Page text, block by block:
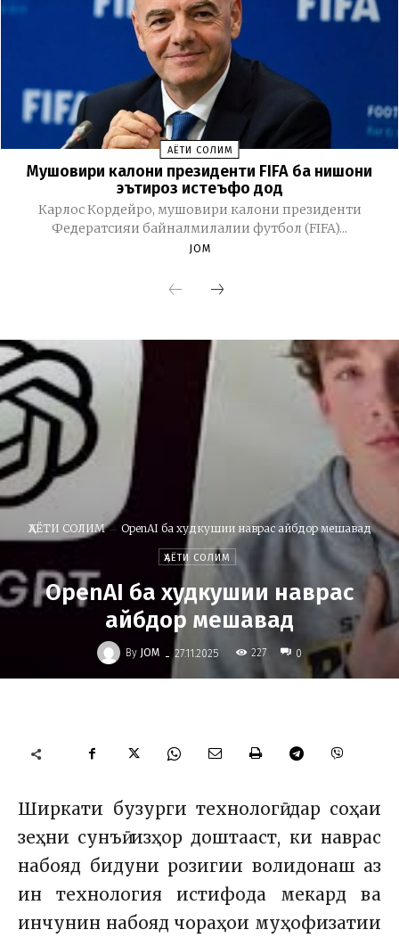
ҲАЁТИ СОЛИМ
Мушовири калони президенти FIFA ба нишони
эътироз истеъфо дод
Карлос Кордейро, мушовири калони президенти
Федератсияи байналмилалии футбол (FIFA)...
JOM